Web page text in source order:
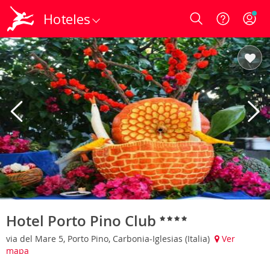
Hoteles Login
Hotel Porto Pino Club
via del Mare 5, Porto Pino, Carbonia-Iglesias (Italia)
Ver
mapa